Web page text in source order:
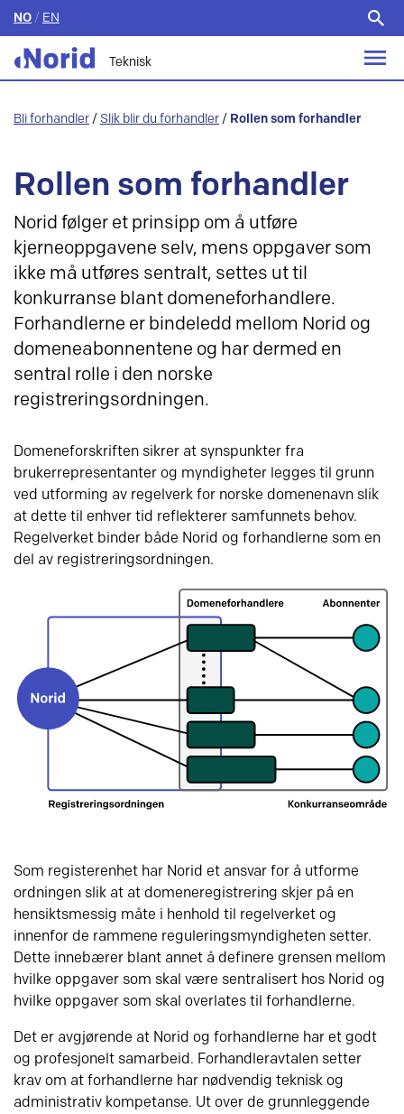
NO / EN
Teknisk
Bli forhandler / Slik blir du forhandler / Rollen som forhandler
Rollen som forhandler
Norid følger et prinsipp om å utføre
kjerneoppgavene selv, mens oppgaver som
ikke må utføres sentralt, settes ut til
konkurranse blant domeneforhandlere.
Forhandlerne er bindeledd mellom Norid og
domeneabonnentene og har dermed en
sentral rolle i den norske
registreringsordningen.
Domeneforskriften sikrer at synspunkter fra
brukerrepresentanter og myndigheter legges til grunn
ved utforming av regelverk for norske domenenavn slik
at dette til enhver tid reflekterer samfunnets behov.
Regelverket binder både Norid og forhandlerne som en
del av registreringsordningen.
Som registerenhet har Norid et ansvar for å utforme
ordningen slik at at domeneregistrering skjer på en
hensiktsmessig måte i henhold til regelverket og
innenfor de rammene reguleringsmyndigheten setter.
Dette innebærer blant annet å definere grensen mellom
hvilke oppgaver som skal være sentralisert hos Norid og
hvilke oppgaver som skal overlates til forhandlerne.
Det er avgjørende at Norid og forhandlerne har et godt
og profesjonelt samarbeid. Forhandleravtalen setter
krav om at forhandlerne har nødvendig teknisk og
administrativ kompetanse. Ut over de grunnleggende